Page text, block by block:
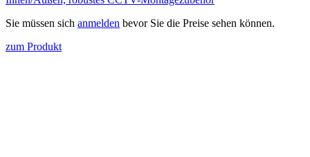
Sie müssen sich anmelden bevor Sie die Preise sehen können.
zum Produkt